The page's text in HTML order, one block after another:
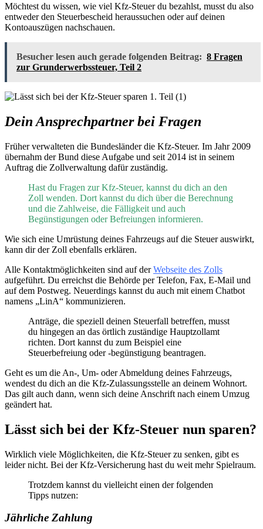
Möchtest du wissen, wie viel Kfz-Steuer du bezahlst, musst du also
entweder den Steuerbescheid heraussuchen oder auf deinen
Kontoauszügen nachschauen.
Besucher lesen auch gerade folgenden Beitrag: 8 Fragen
zur Grunderwerbssteuer, Teil 2
Dein Ansprechpartner bei Fragen
Früher verwalteten die Bundesländer die Kfz-Steuer. Im Jahr 2009
übernahm der Bund diese Aufgabe und seit 2014 ist in seinem
Auftrag die Zollverwaltung dafür zuständig.
Hast du Fragen zur Kfz-Steuer, kannst du dich an den
Zoll wenden. Dort kannst du dich über die Berechnung
und die Zahlweise, die Fälligkeit und auch
Begünstigungen oder Befreiungen informieren.
Wie sich eine Umrüstung deines Fahrzeugs auf die Steuer auswirkt,
kann dir der Zoll ebenfalls erklären.
Alle Kontaktmöglichkeiten sind auf derWebseite des Zolls
aufgeführt. Du erreichst die Behörde per Telefon, Fax, E-Mail und
auf dem Postweg. Neuerdings kannst du auch mit einem Chatbot
namens „LinA“ kommunizieren.
Anträge, die speziell deinen Steuerfall betreffen, musst
du hingegen an das örtlich zuständige Hauptzollamt
richten. Dort kannst du zum Beispiel eine
Steuerbefreiung oder -begünstigung beantragen.
Geht es um die An-, Um- oder Abmeldung deines Fahrzeugs,
wendest du dich an die Kfz-Zulassungsstelle an deinem Wohnort.
Das gilt auch dann, wenn sich deine Anschrift nach einem Umzug
geändert hat.
Lässt sich bei der Kfz-Steuer nun sparen?
Wirklich viele Möglichkeiten, die Kfz-Steuer zu senken, gibt es
leider nicht. Bei der Kfz-Versicherung hast du weit mehr Spielraum.
Trotzdem kannst du vielleicht einen der folgenden
Tipps nutzen:
Jährliche Zahlung